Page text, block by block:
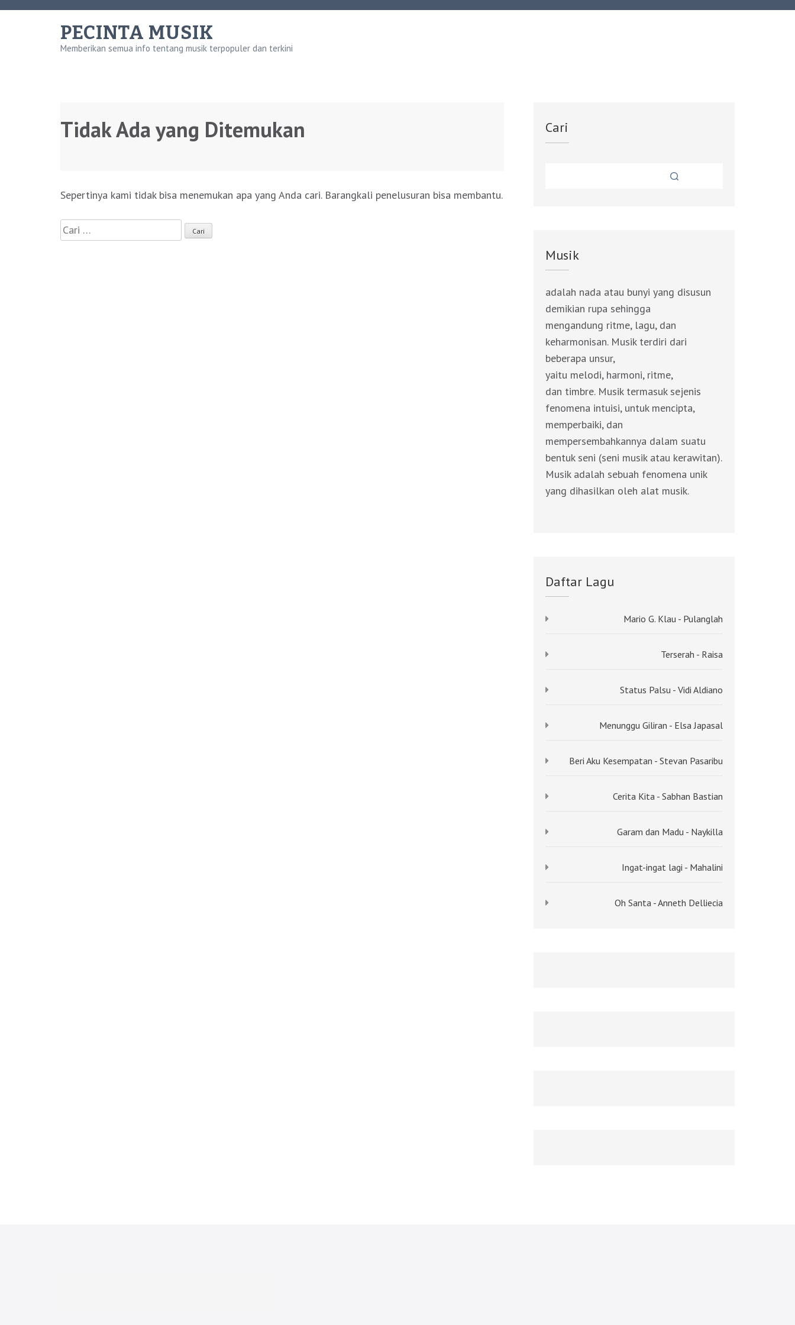
Lompat
PECINTA MUSIK
Memberikan semua info tentang musik terpopuler dan terkini
Tidak Ada yang Ditemukan
Sepertinya kami tidak bisa menemukan apa yang Anda cari. Barangkali penelusuran bisa membantu.
Cari
untuk:
Cari
Musik
adalah nada atau bunyi yang disusun
demikian rupa sehingga
mengandung ritme, lagu, dan
keharmonisan. Musik terdiri dari
beberapa unsur,
yaitu melodi, harmoni, ritme,
dan timbre. Musik termasuk sejenis
fenomena intuisi, untuk mencipta,
memperbaiki, dan
mempersembahkannya dalam suatu
bentuk seni (seni musik atau kerawitan).
Musik adalah sebuah fenomena unik
yang dihasilkan oleh alat musik.
Daftar Lagu
Mario G. Klau - Pulanglah
Terserah - Raisa
Status Palsu - Vidi Aldiano
Menunggu Giliran - Elsa Japasal
Beri Aku Kesempatan - Stevan Pasaribu
Cerita Kita - Sabhan Bastian
Garam dan Madu - Naykilla
Ingat-ingat lagi - Mahalini
Oh Santa - Anneth Delliecia